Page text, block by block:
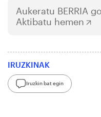
Aukeratu BERRIA
Aktibatu hemen
IRUZKINAK
Iruzkin bat egin